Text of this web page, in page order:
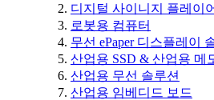
디지털 사이니지 플레이
로봇용 컴퓨터
무선 ePaper 디스플레이
산업용 SSD & 산업용 메
산업용 무선 솔루션
산업용 임베디드 보드